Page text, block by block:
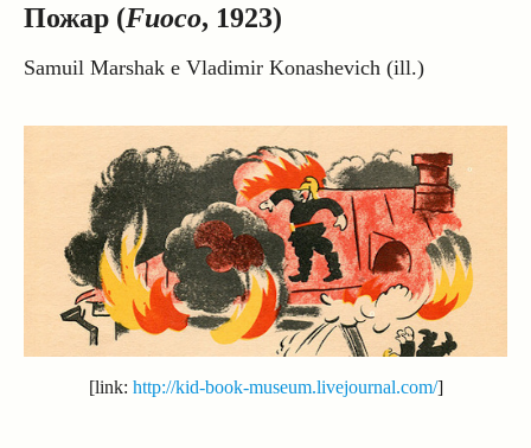
Пожар (Fuoco, 1923)
Samuil Marshak e Vladimir Konashevich (ill.)
[link: http://kid-book-museum.livejournal.com/]